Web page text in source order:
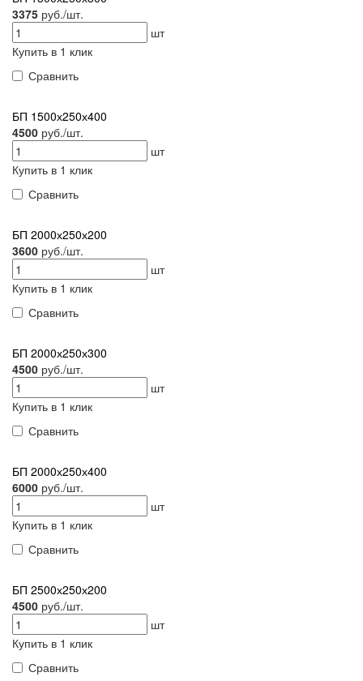
3375 руб./шт.
шт
Купить в 1 клик
Сравнить
БП 1500х250х400
4500 руб./шт.
шт
Купить в 1 клик
Сравнить
БП 2000х250х200
3600 руб./шт.
шт
Купить в 1 клик
Сравнить
БП 2000х250х300
4500 руб./шт.
шт
Купить в 1 клик
Сравнить
БП 2000х250х400
6000 руб./шт.
шт
Купить в 1 клик
Сравнить
БП 2500х250х200
4500 руб./шт.
шт
Купить в 1 клик
Сравнить